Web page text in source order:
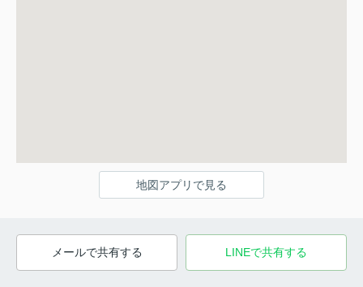
地図アプリで見る
メールで共有する LINEで共有する